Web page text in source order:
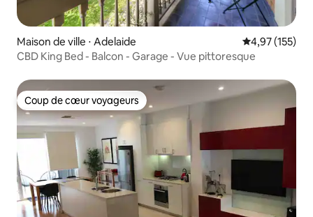
Maison de ville ⋅ Adelaide Évaluation
4,97 (155)
CBD King Bed - Balcon - Garage - Vue pittoresque
Coup de cœur voyageurs
Coup de cœur voyageurs